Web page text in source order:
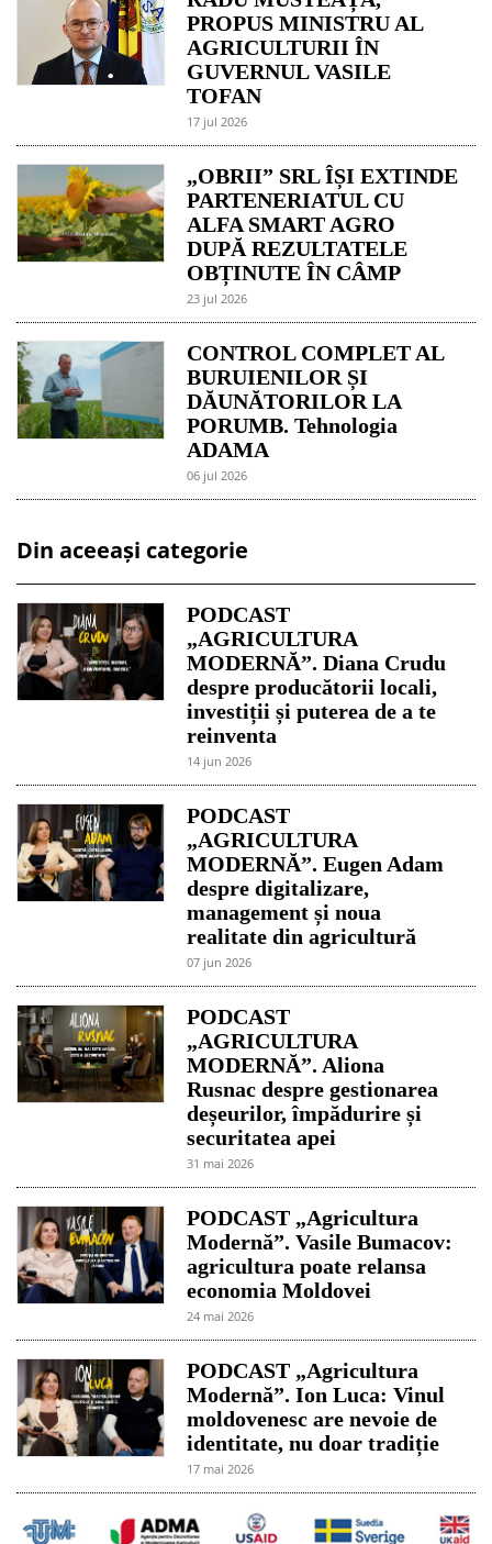
PROPUS MINISTRU AL
AGRICULTURII ÎN
GUVERNUL VASILE
TOFAN
17 jul 2026
„OBRII” SRL ÎȘI EXTINDE
PARTENERIATUL CU
ALFA SMART AGRO
DUPĂ REZULTATELE
OBȚINUTE ÎN CÂMP
23 jul 2026
CONTROL COMPLET AL
BURUIENILOR ȘI
DĂUNĂTORILOR LA
PORUMB. Tehnologia
ADAMA
06 jul 2026
Din aceeași categorie
PODCAST
„AGRICULTURA
MODERNĂ”. Diana Crudu
despre producătorii locali,
investiții și puterea de a te
reinventa
14 jun 2026
PODCAST
„AGRICULTURA
MODERNĂ”. Eugen Adam
despre digitalizare,
management și noua
realitate din agricultură
07 jun 2026
PODCAST
„AGRICULTURA
MODERNĂ”. Aliona
Rusnac despre gestionarea
deșeurilor, împădurire și
securitatea apei
31 mai 2026
PODCAST „Agricultura
Modernă”. Vasile Bumacov:
agricultura poate relansa
economia Moldovei
24 mai 2026
PODCAST „Agricultura
Modernă”. Ion Luca: Vinul
moldovenesc are nevoie de
identitate, nu doar tradiție
17 mai 2026